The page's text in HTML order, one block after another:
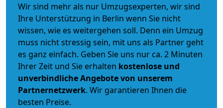
Wir sind mehr als nur Umzugsexperten, wir sind
Ihre Unterstützung in Berlin wenn Sie nicht
wissen, wie es weitergehen soll. Denn ein Umzug
muss nicht stressig sein, mit uns als Partner geht
es ganz einfach. Geben Sie uns nur ca. 2 Minuten
Ihrer Zeit und Sie erhalten kostenlose und
unverbindlicheAngebote von unserem
Partnernetzwerk. Wir garantieren Ihnen die
besten Preise.